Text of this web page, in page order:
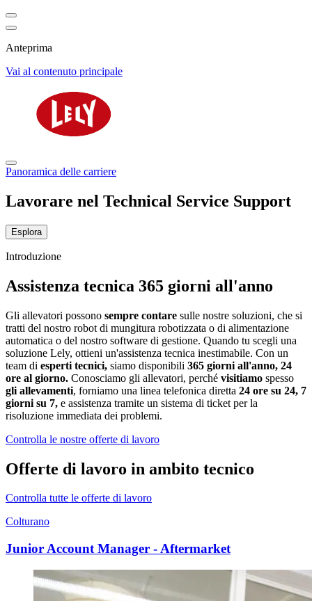
Anteprima
Vai al contenuto principale
Panoramica delle carriere
Lavorare nel Technical Service Support
Esplora
Introduzione
Assistenza tecnica 365 giorni all'anno
Gli allevatori possono sempre contare sulle nostre soluzioni, che si
tratti del nostro robot di mungitura robotizzata o di alimentazione
automatica o del nostro software di gestione. Quando tu scegli una
soluzione Lely, ottieni un'assistenza tecnica inestimabile. Con un
team di esperti tecnici, siamo disponibili 365 giorni all'anno, 24
ore al giorno. Conosciamo gli allevatori, perché visitiamo spesso
gli allevamenti, forniamo una linea telefonica diretta 24 ore su 24, 7
giorni su 7, e assistenza tramite un sistema di ticket per la
risoluzione immediata dei problemi.
Controlla le nostre offerte di lavoro
Offerte di lavoro in ambito tecnico
Controlla tutte le offerte di lavoro
Colturano
Junior Account Manager - Aftermarket